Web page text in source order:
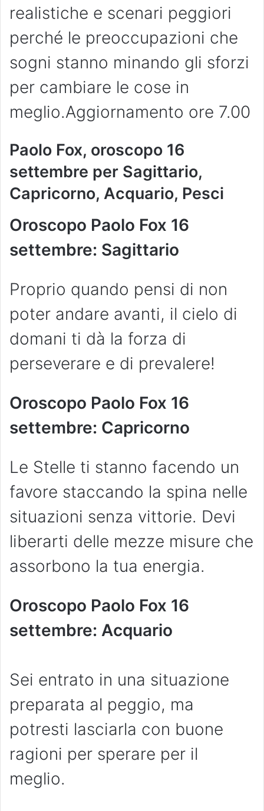
realistiche e scenari peggiori
perché le preoccupazioni che
sogni stanno minando gli sforzi
per cambiare le cose in
meglio.Aggiornamento ore 7.00
Paolo Fox, oroscopo 16
settembre per Sagittario,
Capricorno, Acquario, Pesci
Oroscopo Paolo Fox 16
settembre: Sagittario
Proprio quando pensi di non
poter andare avanti, il cielo di
domani ti dà la forza di
perseverare e di prevalere!
Oroscopo Paolo Fox 16
settembre: Capricorno
Le Stelle ti stanno facendo un
favore staccando la spina nelle
situazioni senza vittorie. Devi
liberarti delle mezze misure che
assorbono la tua energia.
Oroscopo Paolo Fox 16
settembre: Acquario
Sei entrato in una situazione
preparata al peggio, ma
potresti lasciarla con buone
ragioni per sperare per il
meglio.